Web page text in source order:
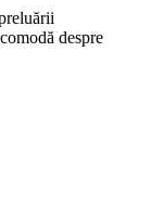
despre